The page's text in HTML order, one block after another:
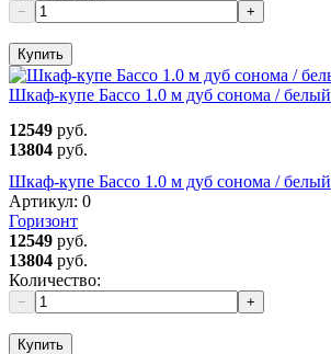
− +
Купить
Шкаф-купе Бассо 1.0 м дуб сонома / белый
12549 руб.
13804 руб.
Шкаф-купе Бассо 1.0 м дуб сонома / белый
Артикул: 0
Горизонт
12549 руб.
13804 руб.
Количество:
− +
Купить